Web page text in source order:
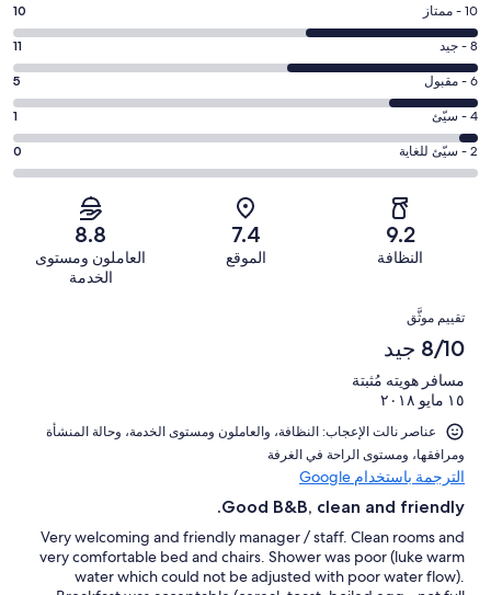
درجة
التصنيف
10
-
ممتاز.
10
من
أصل
10 - ممتاز 10
درجة
التصنيف
8
-
جيد.
11
8 - جيد 11
درجة
التصنيف
6
-
مقبول.
تقييمات
النزلاء
6 - مقبول 5
درجة
التصنيف
4
من
تقييمات
النزلاء
4 - سيّئ 1
درجة
التصنيف
من
أصل
27
من
تقييمات
النزلاء
2 - سيّئ للغاية 0
9.2
النظافة
7.4
الموقع
8.8
العاملون ومستوى
الخدمة
التقييمات
تقييم موثَّق
8/10 جيد
مسافر هويته مُثبتة
١٥ مايو ٢٠١٨
عناصر نالت الإعجاب: ⁦النظافة⁩، و⁦العاملون ومستوى الخدمة⁩، و⁦حالة المنشأة
ومرافقها⁩، و⁦مستوى الراحة في الغرفة⁩
الترجمة باستخدام Google
Good B&B, clean and friendly.
Very welcoming and friendly manager / staff. Clean rooms and
very comfortable bed and chairs. Shower was poor (luke warm
water which could not be adjusted with poor water flow).